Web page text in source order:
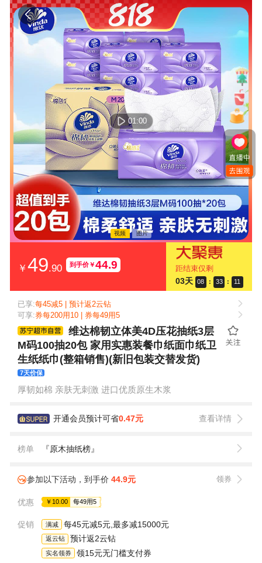
01:00
00:00:00 / 00:00:00
视频 图片
￥49.90 到手价￥44.9 距结束仅剩
03天 08 : 33 : 11
已享:每45减5 | 预计返2云钻
可享:券每200用10 | 券每49用5
维达棉韧立体美4D压花抽纸3层
M码100抽20包 家用实惠装餐巾纸面巾纸卫
生纸纸巾(整箱销售)(新旧包装交替发货)
7天价保
厚韧如棉 亲肤无刺激 进口优质原生木浆
开通会员预计可省0.47元 查看详情
榜单 『原木抽纸榜』
参加以下活动，到手价44.9元 领券
优惠 ￥10.00 每49用5
促销 满减 每45元减5元,最多减15000元
返云钻 预计返2云钻
实名领券 领15元无门槛支付券